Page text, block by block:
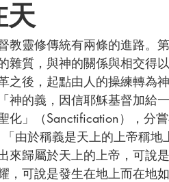
天
雜質，與神的關係與相交得
之後，起點由人的操練轉為
神的義，因信耶穌基督加給
化」（Sanctification），分
「由於稱義是天上的上帝稱
來歸屬於天上的上帝，可說
，可說是發生在地上而在地